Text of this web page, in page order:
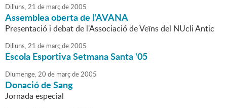
Dilluns,21 de marçde2005
Assemblea oberta de l'AVANA
Presentació i debat de l'Associació de Veïns del NUcli Antic
Dilluns,21 de marçde2005
Escola Esportiva Setmana Santa '05
Diumenge,20 de marçde2005
Donació de Sang
Jornada especial